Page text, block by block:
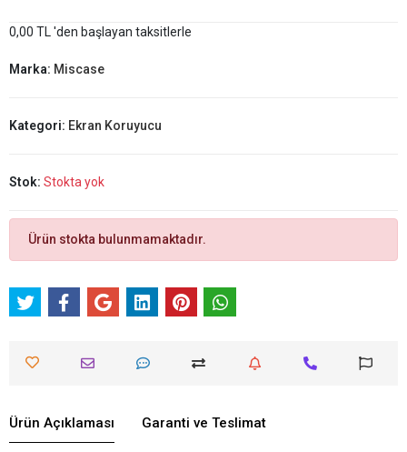
0,00 TL 'den başlayan taksitlerle
Marka: Miscase
Kategori: Ekran Koruyucu
Stok: Stokta yok
Ürün stokta bulunmamaktadır.
Ürün Açıklaması Garanti ve Teslimat